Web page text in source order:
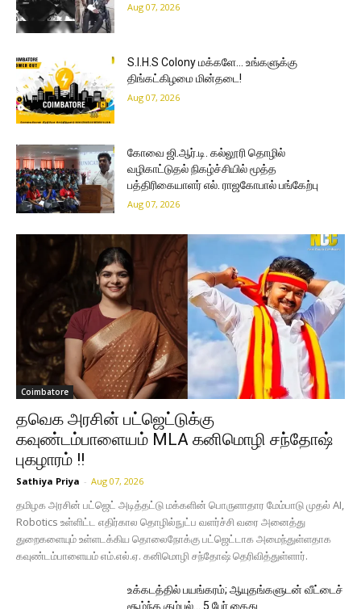
Aug 07, 2026
S.I.H.S Colony மக்களே… உங்களுக்கு
திங்கட்கிழமை மின்தடை!
Aug 07, 2026
கோவை ஜி.ஆர்.டி. கல்லூரி தொழில்
வழிகாட்டுதல் நிகழ்ச்சியில் மூத்த
பத்திரிகையாளர் எல். ராஜகோபால் பங்கேற்பு
Aug 07, 2026
Coimbatore
தவெக அரசின் பட்ஜெட்டுக்கு
கவுண்டம்பாளையம் MLA கனிமொழி சந்தோஷ்
புகழாரம் !!
Sathiya Priya - Aug 07, 2026
தமிழக அரசின் பட்ஜெட் அடித்தட்டு மக்களின் பொருளாதார மேம்பாடு முதல் AI,
Robotics உள்ளிட்ட எதிர்கால தொழில்நுட்ப வளர்ச்சி வரை அனைத்து
துறைகளையும் உள்ளடக்கிய தொலைநோக்கு பட்ஜெட்டாக அமைந்துள்ளதாக
கவுண்டம்பாளையம் எம்.எல்.ஏ. கனிமொழி சந்தோஷ் தெரிவித்துள்ளார்.
உக்கடத்தில் பயங்கரம்; ஆயுதங்களுடன் வீட்டைச்
சூழ்ந்த கும்பல்… 5 பேர் கைது